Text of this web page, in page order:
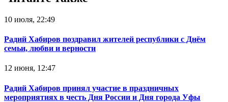
10 июля, 22:49
Радий Хабиров поздравил жителей республики с Днём
семьи, любви и верности
12 июня, 12:47
Радий Хабиров принял участие в праздничных
мероприятиях в честь Дня России и Дня города Уфы